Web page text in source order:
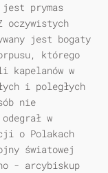
prymas
jest bogaty
którego
kapelanów w
i poległych
nie
w
o Polakach
światowej
- arcybiskup